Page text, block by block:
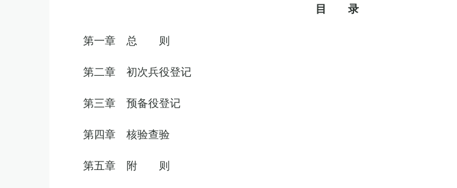
目 录
第一章 总 则
第二章 初次兵役登记
第三章 预备役登记
第四章 核验查验
第五章 附 则